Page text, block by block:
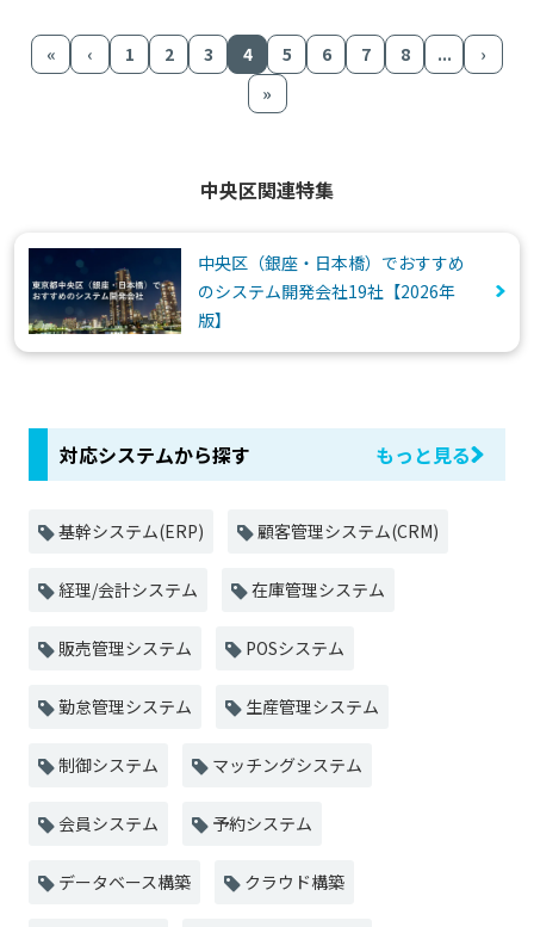
« ‹ 1 2 3 4 5 6 7 8 ...
›
»
中央区関連特集
中央区（銀座・日本橋）でおすすめ
のシステム開発会社19社【2026年
版】
対応システムから探す もっと見る
基幹システム(ERP) 顧客管理システム(CRM)
経理/会計システム 在庫管理システム
販売管理システム POSシステム
勤怠管理システム 生産管理システム
制御システム マッチングシステム
会員システム 予約システム
データベース構築 クラウド構築